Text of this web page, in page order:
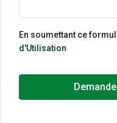
En soumettant ce
d'Utilisation